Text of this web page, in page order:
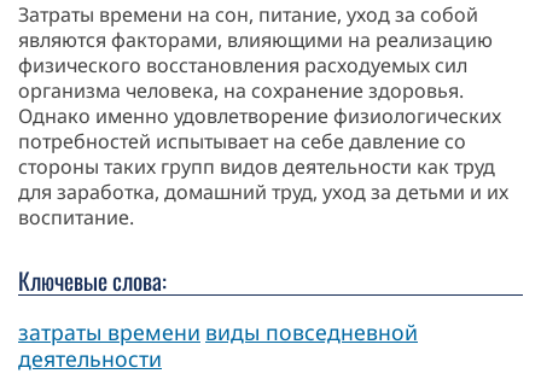
Затраты времени на сон, питание, уход за собой
являются факторами, влияющими на реализацию
физического восстановления расходуемых сил
организма человека, на сохранение здоровья.
Однако именно удовлетворение физиологических
потребностей испытывает на себе давление со
стороны таких групп видов деятельности как труд
для заработка, домашний труд, уход за детьми и их
воспитание.
Ключевые слова:
затраты времени виды повседневной
деятельности